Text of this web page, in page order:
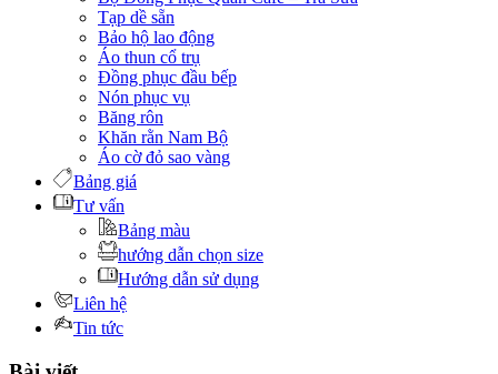
Tạp dề sẵn
Bảo hộ lao động
Áo thun cổ trụ
Đồng phục đầu bếp
Nón phục vụ
Băng rôn
Khăn rằn Nam Bộ
Áo cờ đỏ sao vàng
Bảng giá
Tư vấn
Bảng màu
hướng dẫn chọn size
Hướng dẫn sử dụng
Liên hệ
Tin tức